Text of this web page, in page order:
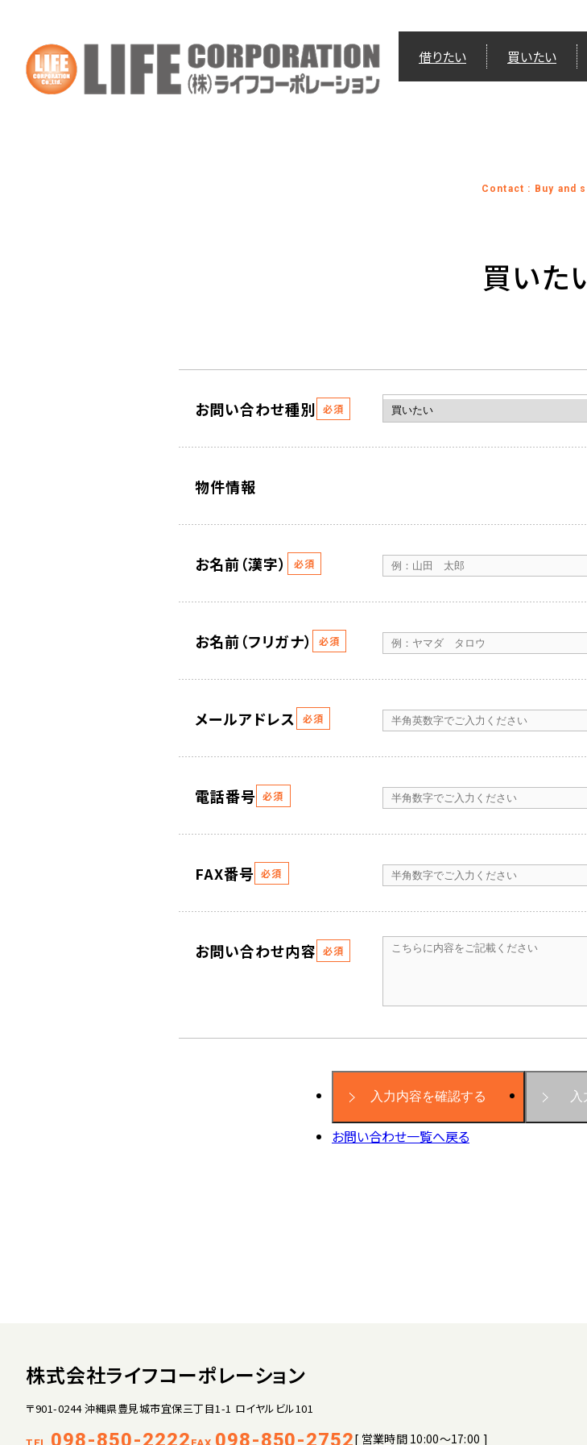
借りたい 買いたい
Contact : Buy and
買いた
お問い合わせ種別 必須
物件情報
お名前（漢字） 必須
お名前（フリガナ） 必須
メールアドレス 必須
電話番号 必須
FAX番号 必須
お問い合わせ内容 必須
お問い合わせ一覧へ戻る
株式会社ライフコーポレーション
〒901-0244 沖縄県豊見城市宜保三丁目1-1 ロイヤルビル101
098-850-2222 098-850-2752[ 営業時間 10:00～17:00 ]